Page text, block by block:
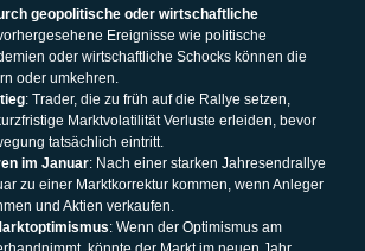
geopolitische oder wirtschaftliche
Ereignisse wie politische
oder wirtschaftliche Schocks können die
oder umkehren.
: Trader, die zu früh auf die Rallye setzen,
Marktvolatilität Verluste erleiden, bevor
tatsächlich eintritt.
im Januar: Nach einer starken Jahresendrallye
zu einer Marktkorrektur kommen, wenn Anleger
und Aktien verkaufen.
: Wenn der Optimismus am